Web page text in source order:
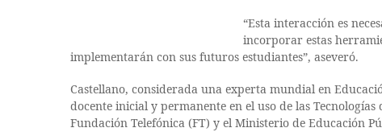
“Esta interacción es
incorporar estas
implementarán con sus futuros estudiantes”, aseveró.
Castellano, considerada una experta mundial en
docente inicial y permanente en el uso de las
Fundación Telefónica (FT) y el Ministerio de Educación